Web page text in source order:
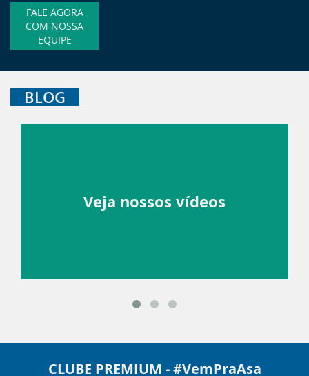
FALE AGORA
COM NOSSA
EQUIPE
BLOG
Veja nossos vídeos
CLUBE PREMIUM - #VemPraAsa